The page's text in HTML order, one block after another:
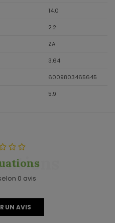
14.0
2.2
ZA
3.64
6009803465645
5.9
0 avis
UN AVIS